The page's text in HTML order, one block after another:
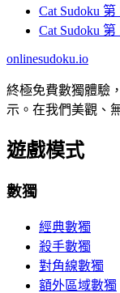
Cat Sudoku 第
Cat Sudoku 第
onlinesudoku.io
終極免費數獨體驗
示。在我們美觀、
遊戲模式
數獨
經典數獨
殺手數獨
對角線數獨
額外區域數獨